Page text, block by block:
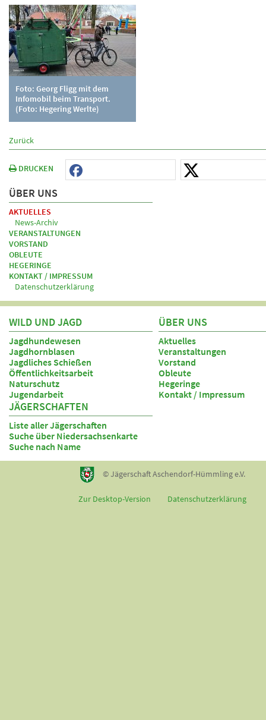
Foto: Georg Fligg mit dem
Infomobil beim Transport.
(Foto: Hegering Werlte)
Zurück
DRUCKEN
ÜBER UNS
AKTUELLES
News-Archiv
VERANSTALTUNGEN
VORSTAND
OBLEUTE
HEGERINGE
KONTAKT / IMPRESSUM
Datenschutzerklärung
WILD UND JAGD
Jagdhundewesen
Jagdhornblasen
Jagdliches Schießen
Öffentlichkeitsarbeit
Naturschutz
Jugendarbeit
ÜBER UNS
Aktuelles
Veranstaltungen
Vorstand
Obleute
Hegeringe
Kontakt / Impressum
JÄGERSCHAFTEN
Liste aller Jägerschaften
Suche über Niedersachsenkarte
Suche nach Name
© Jägerschaft Aschendorf-Hümmling e.V.
Zur Desktop-Version Datenschutzerklärung